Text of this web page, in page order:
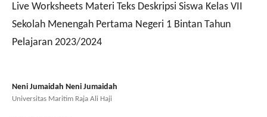
Live Worksheets Materi Teks Deskripsi Siswa Kelas VII
Sekolah Menengah Pertama Negeri 1 Bintan Tahun
Pelajaran 2023/2024
Neni Jumaidah Neni Jumaidah
Universitas Maritim Raja Ali Haji